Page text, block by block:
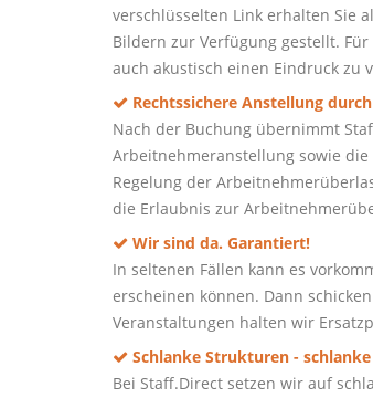
verschlüsselten Link erhalten Sie
Bildern zur Verfügung gestellt.
auch akustisch einen Eindruck zu
Rechtssichere Anstellung
Nach der Buchung übernimmt
Arbeitnehmeranstellung sowie
Regelung der
die Erlaubnis zur
Wir sind da. Garantiert!
In seltenen Fällen kann es
erscheinen können. Dann
Veranstaltungen halten wir
Schlanke Strukturen - schlanke
Bei Staff.Direct setzen wir auf